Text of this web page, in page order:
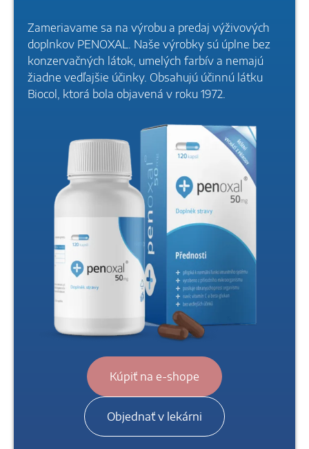
Zameriavame sa na výrobu a predaj výživových
doplnkov PENOXAL. Naše výrobky sú úplne bez
konzervačných látok, umelých farbív a nemajú
žiadne vedľajšie účinky. Obsahujú účinnú látku
Biocol, ktorá bola objavená v roku 1972.
Kúpiť na e-shope
Objednať v lekárni